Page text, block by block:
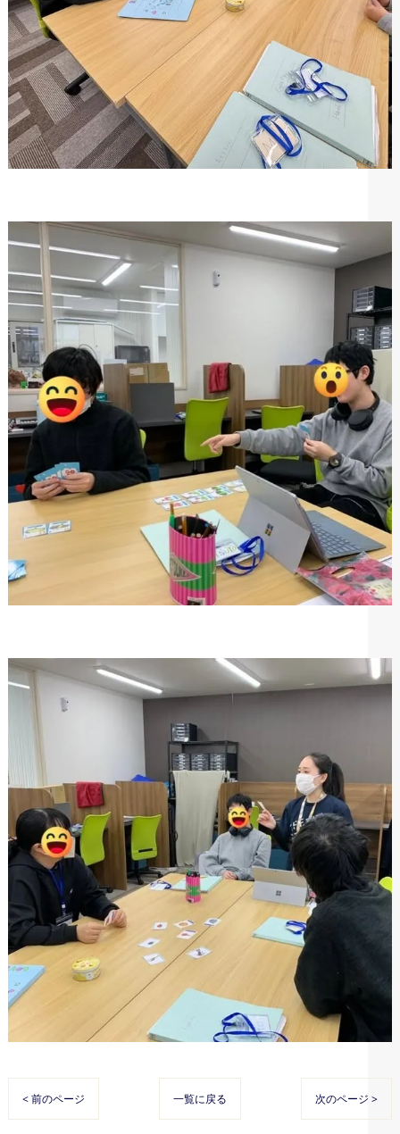
< 前のページ 一覧に戻る 次のページ >